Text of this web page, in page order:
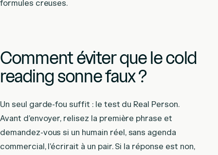
formules creuses.
Comment éviter que le cold
reading sonne faux ?
Un seul garde-fou suffit : le test du Real Person.
Avant d’envoyer, relisez la première phrase et
demandez-vous si un humain réel, sans agenda
commercial, l’écrirait à un pair. Si la réponse est non,